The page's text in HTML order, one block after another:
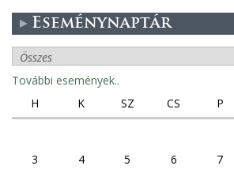
Eseménynaptár
További események..
H
K SZ CS P
3
4 5 6 7